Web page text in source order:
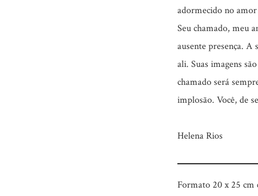
adormecido no
Seu chamado, meu
ausente presença. A
ali. Suas imagens
chamado será
implosão. Você, de
Helena Rios
Formato 20 x 25 cm